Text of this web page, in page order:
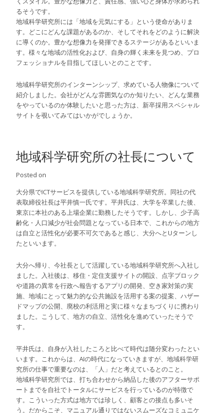
るそうです。
地域科学研究所には「地域を元気にする」という使命がありま
す。どこにどんな課題があるのか、そしてそれをどのように解決
に導くのか。豊かな想像力を発揮できるステージがあるといいま
す。様々な地域の活性化および、自身の輝く未来を見つめ、プロ
フェッショナルを目指してほしいとのことです。
地域科学研究所のインターンシップ、求めている人物像について
紹介しました。会社がどんな雰囲気なのか知りたい、どんな業務
をやっているのか体験したいと思った方は、新卒採用スペシャル
サイトを覗いてみてはいかがでしょうか。
地域科学研究所の社長について
Posted on
大分県でICTサービスを提供している地域科学研究所。同社の代
表取締役社長は平井慎一氏です。平井氏は、大学を卒業した後、
東京に本社のある上場企業に勤務したそうです。しかし、少子高
齢化・人口減少が社会問題となっている日本で、これからの地方
は自立と活性化が必要不可欠であると感じ、大分へとUターンし
たといいます。
大分へ帰り、今社長として活躍している地域科学研究所へ入社し
ました。入社後は、移住・定住支援サイトの開設、点字ブロック
や道路の異常を行政へ報告するアプリの開発、空き家対策の実
施、地域にとって魅力的な公共施設を活用する案の提案、ハザー
ドマップの公開、廃校の利活用と実に様々なまちづくりに携わり
ました。こうして、地方の自立、活性化を進めていったそうで
す。
平井氏は、自身が入社したころと比べて時代は随分変わったとい
います。これからは、AIの時代になっていきますが、地域科学研
究所の仕事で重要なのは、「人」だと考えているとのこと。
地域科学研究所では、打ち合わせから納品した後のアフターサポ
ートまでを自社でトータルにサービスを行っているのが特徴で
す。こういった方式は地方では珍しく、顧客との接点も多いそ
う。だからこそ、マニュアル通りではないスムーズなコミュニケ